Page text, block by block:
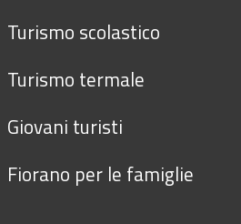
Turismo scolastico
Turismo termale
Giovani turisti
Fiorano per le famiglie